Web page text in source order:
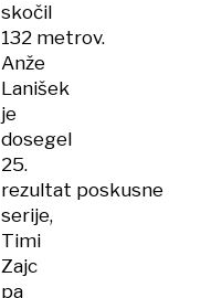
skočil
132 metrov.
Anže
Lanišek
je
dosegel
25.
rezultat poskusne
serije,
Timi
Zajc
pa